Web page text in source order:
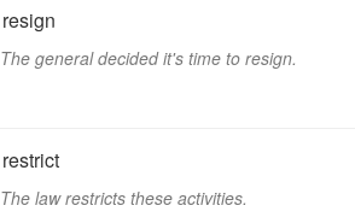
resign
The general decided it's time to resign.
restrict
The law restricts these activities.